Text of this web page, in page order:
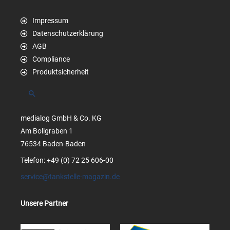
Impressum
Datenschutzerklärung
AGB
Compliance
Produktsicherheit
Suchen
medialog GmbH & Co. KG
Am Bollgraben 1
76534 Baden-Baden
Telefon: +49 (0) 72 25 606-00
service@tankstelle-magazin.de
Unsere Partner